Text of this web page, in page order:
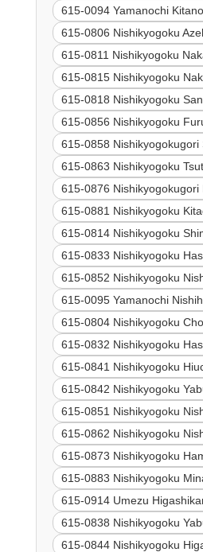
615-0094 Yamanochi
615-0806 Nishikyogoku
615-0811 Nishikyogoku
615-0815 Nishikyogoku
615-0818 Nishikyogoku
615-0856 Nishikyogoku
615-0858 Nishikyogokugori
615-0863 Nishikyogoku
615-0876 Nishikyogokugori
615-0881 Nishikyogoku
615-0814 Nishikyogoku
615-0833 Nishikyogoku
615-0852 Nishikyogoku
615-0095 Yamanochi
615-0804 Nishikyogoku
615-0832 Nishikyogoku
615-0841 Nishikyogoku
615-0842 Nishikyogoku
615-0851 Nishikyogoku
615-0862 Nishikyogoku
615-0873 Nishikyogoku
615-0883 Nishikyogoku
615-0914 Umezu
615-0838 Nishikyogoku
615-0844 Nishikyogoku